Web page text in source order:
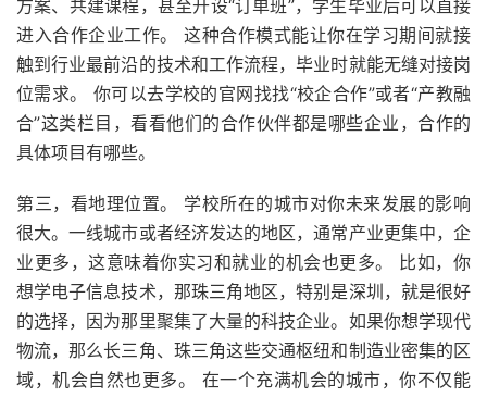
方案、共建课程，甚至开设“订单班”，学生毕业后可以直接
进入合作企业工作。 这种合作模式能让你在学习期间就接
触到行业最前沿的技术和工作流程，毕业时就能无缝对接岗
位需求。 你可以去学校的官网找找“校企合作”或者“产教融
合”这类栏目，看看他们的合作伙伴都是哪些企业，合作的
具体项目有哪些。
第三，看地理位置。 学校所在的城市对你未来发展的影响
很大。一线城市或者经济发达的地区，通常产业更集中，企
业更多，这意味着你实习和就业的机会也更多。 比如，你
想学电子信息技术，那珠三角地区，特别是深圳，就是很好
的选择，因为那里聚集了大量的科技企业。如果你想学现代
物流，那么长三角、珠三角这些交通枢纽和制造业密集的区
域，机会自然也更多。 在一个充满机会的城市，你不仅能